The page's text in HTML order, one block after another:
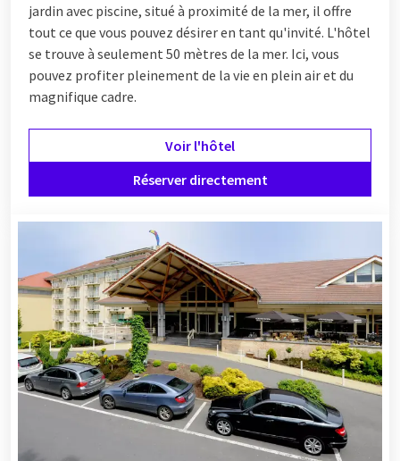
jardin avec piscine, situé à proximité de la mer, il offre
tout ce que vous pouvez désirer en tant qu'invité. L'hôtel
se trouve à seulement 50 mètres de la mer. Ici, vous
pouvez profiter pleinement de la vie en plein air et du
magnifique cadre.
Voir l'hôtel
Réserver directement